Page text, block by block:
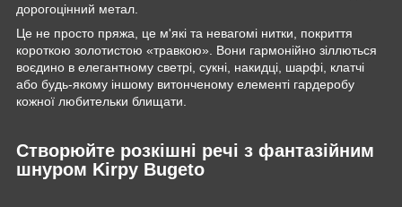
дорогоцінний метал.
Це не просто пряжа, це м'які та невагомі нитки, покриття
короткою золотистою «травкою». Вони гармонійно зіллються
воєдино в елегантному светрі, сукні, накидці, шарфі, клатчі
або будь-якому іншому витонченому елементі гардеробу
кожної любительки блищати.
Створюйте розкішні речі з фантазійним
шнуром Kirpy Bugeto